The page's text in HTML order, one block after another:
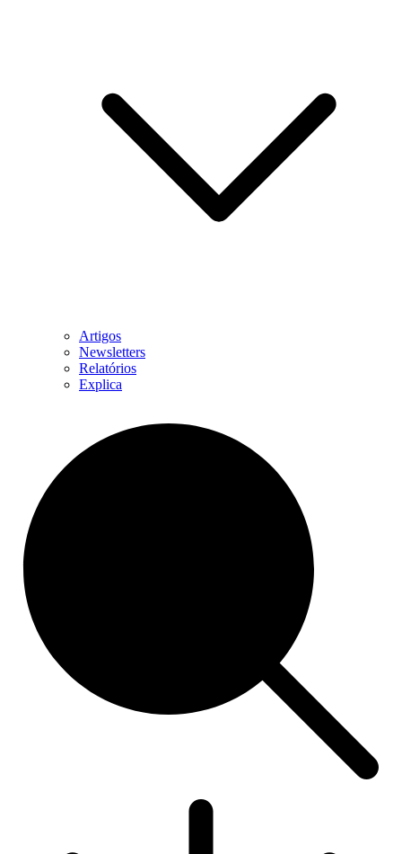
Artigos
Newsletters
Relatórios
Explica